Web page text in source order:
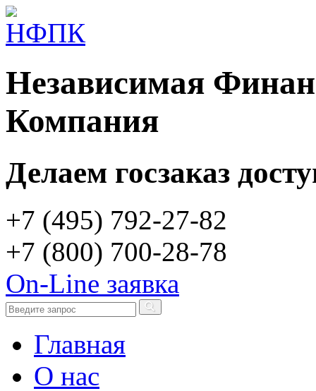
Независимая
Компания
Делаем госзаказ
+7 (495) 792-27-82
+7 (800) 700-28-78
On-Line заявка
Главная
О нас